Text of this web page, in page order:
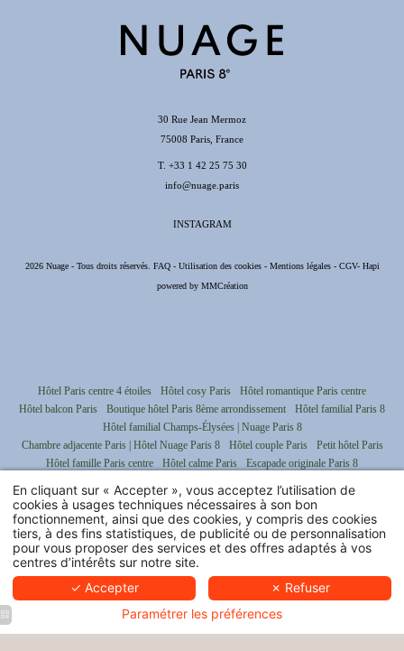
30 Rue Jean Mermoz
75008 Paris, France
T. +33 1 42 25 75 30
info@nuage.paris
INSTAGRAM
2026 Nuage - Tous droits réservés. FAQ- Utilisation des cookies- Mentions légales- CGV- Hapi
powered by MMCréation
Hôtel Paris centre 4 étoiles Hôtel cosy Paris
Hôtel romantique Paris centre
Hôtel balcon Paris
Boutique hôtel Paris 8ème arrondissement
Hôtel familial Paris 8
Hôtel familial Champs-Élysées | Nuage Paris 8
Chambre adjacente Paris | Hôtel Nuage Paris 8
Hôtel couple Paris
Petit hôtel Paris
Hôtel famille Paris centre
Hôtel calme Paris
Escapade originale Paris 8
Hôtel Slow-life Paris 8
Shopping expérience Faubourg Saint-Honoré
Hôtel de luxe Champs-Elysées
En cliquant sur « Accepter », vous acceptez l’utilisation de
cookies à usages techniques nécessaires à son bon
fonctionnement, ainsi que des cookies, y compris des cookies
tiers, à des fins statistiques, de publicité ou de personnalisation
pour vous proposer des services et des offres adaptés à vos
centres d’intérêts sur notre site.
✓ Accepter
✗ Refuser
Paramétrer les préférences